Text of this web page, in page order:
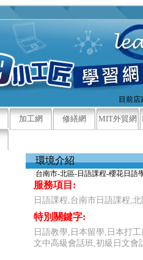
目前
加工網 修繕網 MIT外貿網
環境介紹
台南市-北區-日語課程-櫻花日語
服務項目:
日語課程,台南市日語課程,
特別關鍵字:
日語教學,日本留學,日本打
文中高級會話班,初級日文會